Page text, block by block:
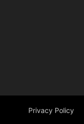
Privacy Policy